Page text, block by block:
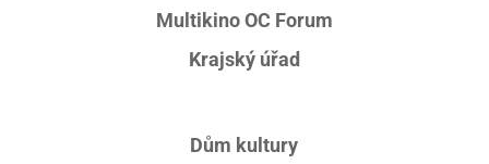
Multikino OC Forum
Krajský úřad
Dům kultury